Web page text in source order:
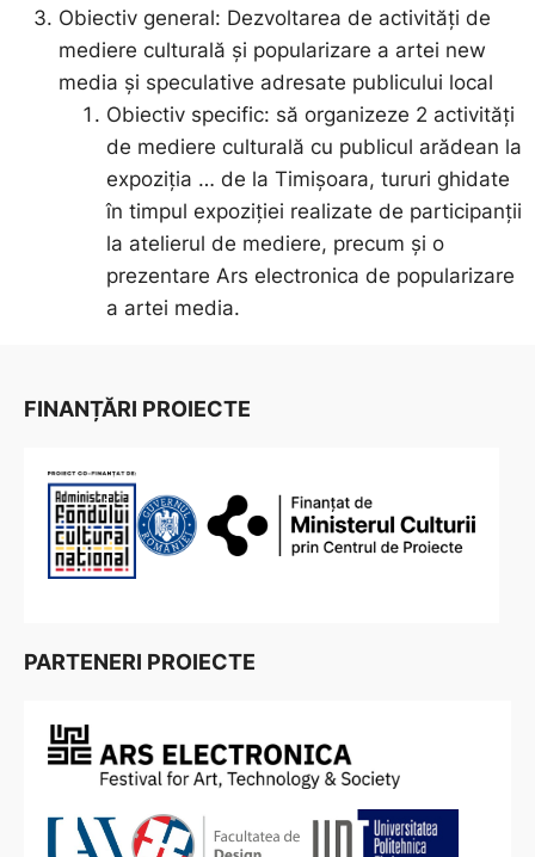
Obiectiv general: Dezvoltarea de activități de
mediere culturală și popularizare a artei new
media și speculative adresate publicului local
Obiectiv specific: să organizeze 2 activități
de mediere culturală cu publicul arădean la
expoziția … de la Timișoara, tururi ghidate
în timpul expoziției realizate de participanții
la atelierul de mediere, precum și o
prezentare Ars electronica de popularizare
a artei media.
FINANȚĂRI PROIECTE
PARTENERI PROIECTE